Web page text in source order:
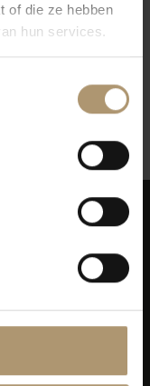
of die ze hebben
hun services.
€10,25
Per fles: €10,45